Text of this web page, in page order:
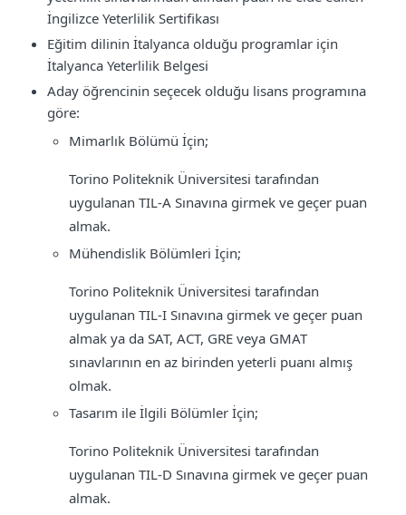
İngilizce Yeterlilik Sertifikası
Eğitim dilinin İtalyanca olduğu programlar için
İtalyanca Yeterlilik Belgesi
Aday öğrencinin seçecek olduğu lisans programına
göre:
Mimarlık Bölümü İçin;
Torino Politeknik Üniversitesi tarafından
uygulanan TIL-A Sınavına girmek ve geçer puan
almak.
Mühendislik Bölümleri İçin;
Torino Politeknik Üniversitesi tarafından
uygulanan TIL-I Sınavına girmek ve geçer puan
almak ya da SAT, ACT, GRE veya GMAT
sınavlarının en az birinden yeterli puanı almış
olmak.
Tasarım ile İlgili Bölümler İçin;
Torino Politeknik Üniversitesi tarafından
uygulanan TIL-D Sınavına girmek ve geçer puan
almak.